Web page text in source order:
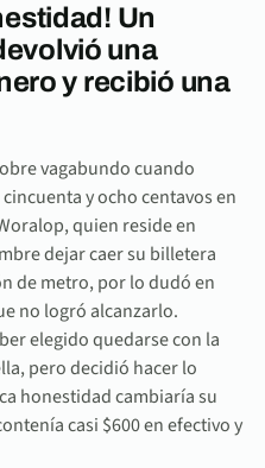
Un
una
y recibió una
vagabundo cuando
y ocho centavos en
quien reside en
dejar caer su billetera
de metro, por lo dudó en
no logró alcanzarlo.
elegido quedarse con la
pero decidió hacer lo
honestidad cambiaría su
casi $600 en efectivo y